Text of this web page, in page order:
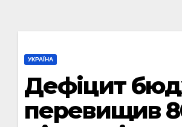
УКРАЇНА
Дефіцит
перевищив